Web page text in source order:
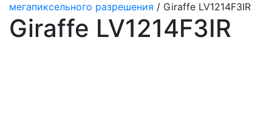
мегапиксельного разрешения / Giraffe LV1214F3IR
Giraffe LV1214F3IR